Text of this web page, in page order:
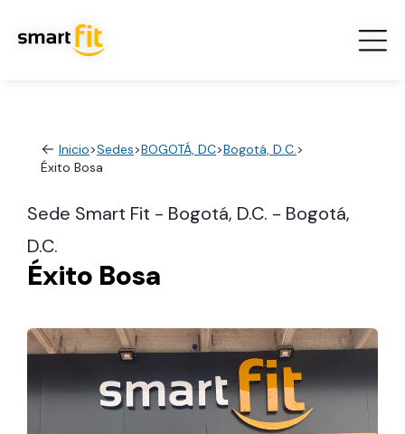
Inicio>Sedes>BOGOTÁ, DC>Bogotá, D.C.>
Éxito Bosa
Sede Smart Fit - Bogotá, D.C. - Bogotá,
D.C.
Éxito Bosa